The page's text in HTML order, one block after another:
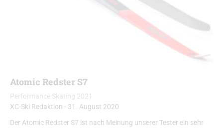
Atomic Redster S7
Performance Skating 2021
XC-Ski Redaktion - 31. August 2020
Der Atomic Redster S7 ist nach Meinung unserer Tester ein sehr